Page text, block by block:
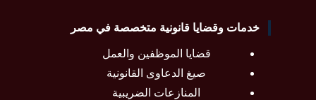
خدمات وقضايا قانونية متخصصة في مصر
قضايا الموظفين والعمل
صيغ الدعاوى القانونية
المنازعات الضريبية